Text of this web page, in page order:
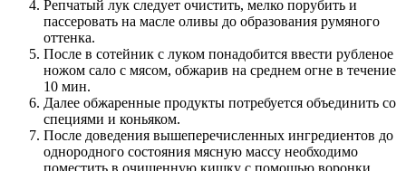
Репчатый лук следует очистить, мелко порубить и
пассеровать на масле оливы до образования румяного
оттенка.
После в сотейник с луком понадобится ввести рубленое
ножом сало с мясом, обжарив на среднем огне в течение
10 мин.
Далее обжаренные продукты потребуется объединить со
специями и коньяком.
После доведения вышеперечисленных ингредиентов до
однородного состояния мясную массу необходимо